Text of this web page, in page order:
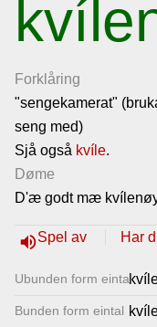
Forklåring
"sengekamerat"
seng med)
Sjå også kvíle.
Døme
D'æ godt mæ
volume_upSpel av Har
Ubunden form eintal
Bunden form eintal
Om
vallemålet
Gjestebok
Nyhende
Lenkjer
Kontakt